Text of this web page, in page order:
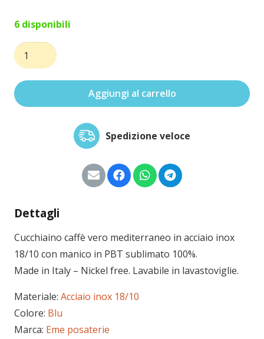
6 disponibili
Cucchiaino
caffè
vero
mediterraneo
Aggiungi al carrello
Spedizione veloce
Dettagli
Cucchiaino caffè vero mediterraneo in acciaio inox
18/10 con manico in PBT sublimato 100%.
Made in Italy – Nickel free. Lavabile in lavastoviglie.
Materiale: Acciaio inox 18/10
Colore: Blu
Marca: Eme posaterie